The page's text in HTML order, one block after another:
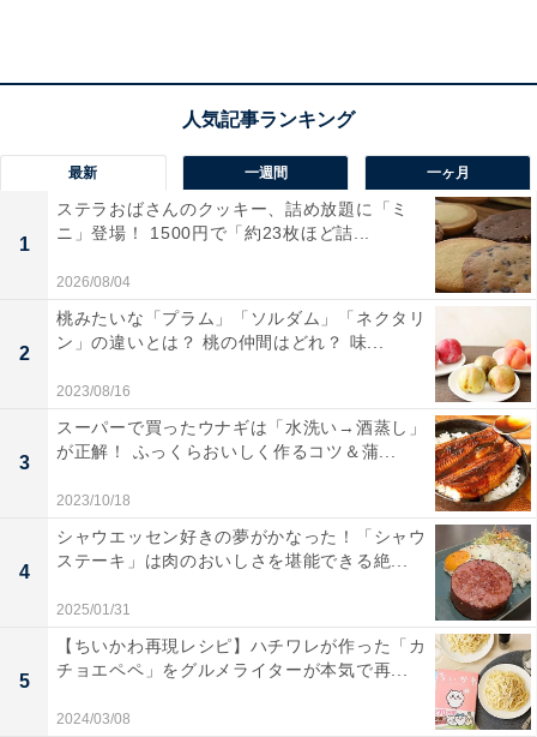
1994年当時の六角家ラー博店外観
その後は店舗を増やし、多い時には全国に10店舗ほど展
開していました。残念ながら神藤さんは体調を崩し、
2017年10月末に本店は閉店。2020年に破産手続きをと
りました。そして2022年10月5日、逝去されました。
現在は、神藤隆さんの弟である神藤 誠さんが別経営で戸
塚「六角家」を運営し、六角家の歴史を繋いでいます。
最新 一週間 一ヶ月
1
ステラおばさんのクッキー、詰め放題に「ミ
ニ」登場！ 1500円で「約23枚ほど詰...
2026/08/04
2
桃みたいな「プラム」「ソルダム」「ネクタリ
ン」の違いとは？ 桃の仲間はどれ？ 味...
2023/08/16
3
スーパーで買ったウナギは「水洗い→酒蒸し」
が正解！ ふっくらおいしく作るコツ＆蒲...
2023/10/18
4
シャウエッセン好きの夢がかなった！「シャウ
ステーキ」は肉のおいしさを堪能できる絶...
2025/01/31
5
【ちいかわ再現レシピ】ハチワレが作った「カ
チョエペペ」をグルメライターが本気で再...
2024/03/08